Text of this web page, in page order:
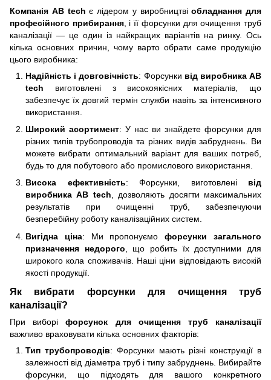
Компанія AB tech є лідером у виробництвіобладнання для
професійного прибирання, і її форсунки для очищення труб
каналізації — це один із найкращих варіантів на ринку. Ось
кілька основних причин, чому варто обрати саме продукцію
цього виробника:
Надійність і довговічність: Форсунки від виробника AB
tech виготовлені з високоякісних матеріалів, що
забезпечує їх довгий термін служби навіть за інтенсивного
використання.
Широкий асортимент: У нас ви знайдете форсунки для
різних типів трубопроводів та різних видів забруднень. Ви
можете вибрати оптимальний варіант для ваших потреб,
будь то для побутового або промислового використання.
Висока ефективність: Форсунки, виготовлені від
виробника AB tech, дозволяють досягти максимальних
результатів при очищенні труб, забезпечуючи
безперебійну роботу каналізаційних систем.
Вигідна ціна: Ми пропонуємофорсунки загального
призначення
недорого , що робить їх доступними для
широкого кола споживачів. Наші ціни відповідають високій
якості продукції.
Як вибрати форсунки для очищення труб
каналізації?
При виборіфорсунок для очищення труб каналізації
важливо враховувати кілька основних факторів:
Тип трубопроводів: Форсунки мають різні конструкції в
залежності від діаметра труб і типу забруднень. Вибирайте
форсунки, що підходять для вашого конкретного